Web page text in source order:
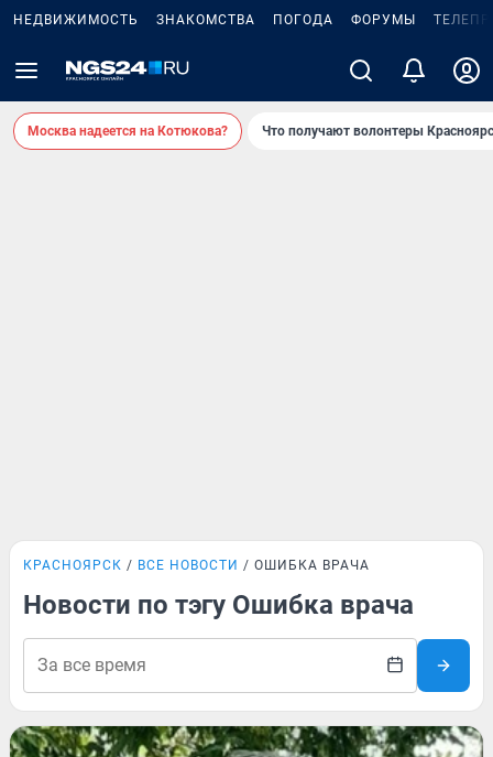
НЕДВИЖИМОСТЬ ЗНАКОМСТВА ПОГОДА ФОРУМЫ
Москва надеется на Котюкова? Что получают волонтеры
КРАСНОЯРСК ВСЕ НОВОСТИ ОШИБКА ВРАЧА
Новости по тэгу Ошибка врача